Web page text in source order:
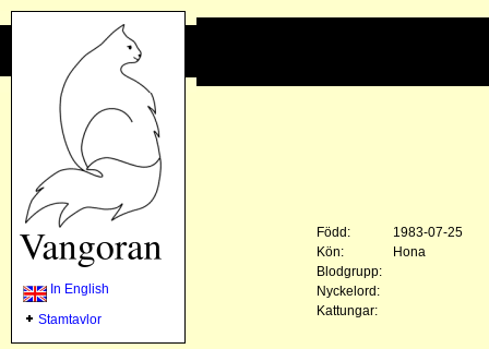
In English
Stamtavlor
Född:
1983-07-25
Kön:
Hona
Blodgrupp:
Nyckelord:
Kattungar: